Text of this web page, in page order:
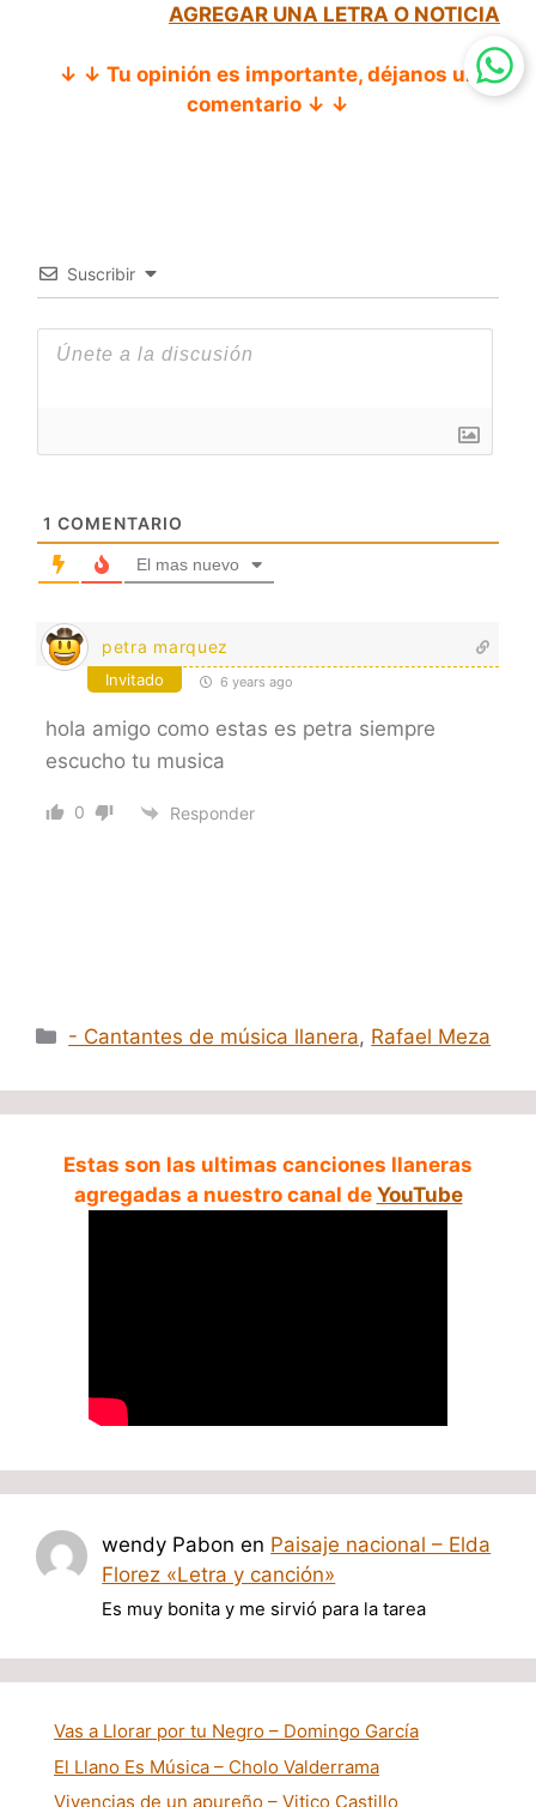
AGREGAR UNA LETRA O NOTICIA
↓ ↓ Tu opinión es importante, déjanos un
comentario ↓ ↓
Suscribir
1 COMENTARIO
El mas nuevo
petra marquez
Invitado 6 years ago
hola amigo como estas es petra siempre
escucho tu musica
0 Responder
Categorías
- Cantantes de música llanera, Rafael Meza
Estas son las ultimas canciones llaneras
agregadas a nuestro canal de YouTube
wendy Pabon en Paisaje nacional – Elda
Florez «Letra y canción»
Es muy bonita y me sirvió para la tarea
Vas a Llorar por tu Negro – Domingo García
El Llano Es Música – Cholo Valderrama
Vivencias de un apureño – Vitico Castillo